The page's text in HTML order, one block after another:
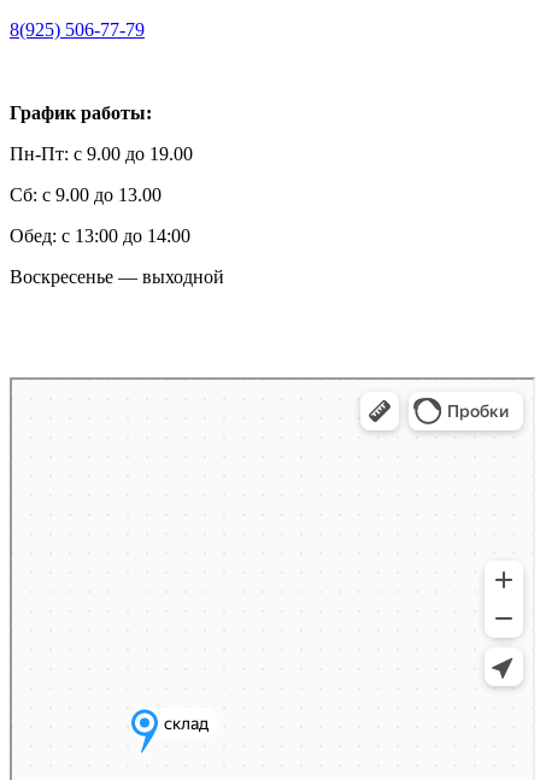
8(925) 506-77-79
График работы:
Пн-Пт: с 9.00 до 19.00
Сб: с 9.00 до 13.00
Обед: с 13:00 до 14:00
Воскресенье — выходной